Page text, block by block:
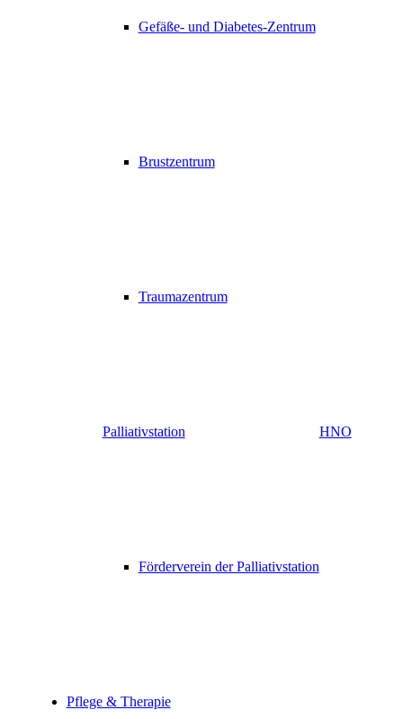
Gefäße- und Diabetes-Zentrum
Brustzentrum
Traumazentrum
Palliativstation
Förderverein der Palliativstation
HNO
Pflege & Therapie